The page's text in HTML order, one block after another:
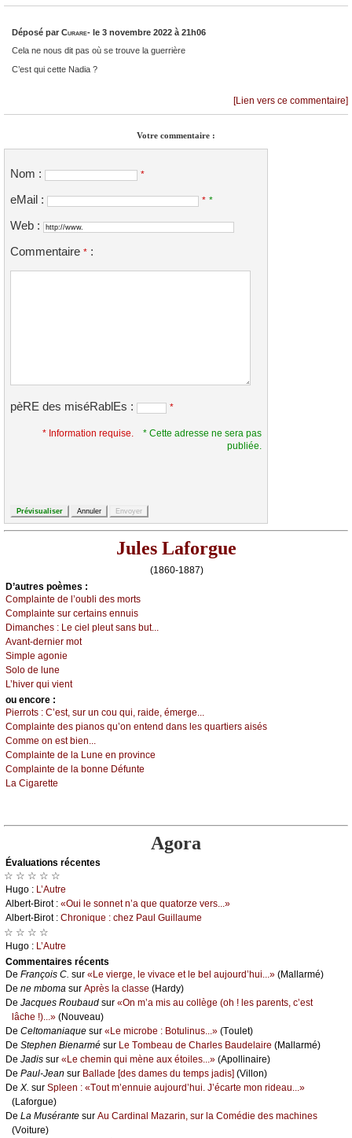
Déposé par Curare- le 3 novembre 2022 à 21h06
Cela ne nous dit pas où se trouve la guerrière
C’est qui cette Nadia ?
[Lien vers ce commentaire]
Votre commentaire :
Nom : *
eMail : * *
Web :
Commentaire * :
pèRE des miséRablEs : *
* Information requise.
* Cette adresse ne sera pas
publiée.
Jules Laforgue
(1860-1887)
D’autrеs pоèmеs :
Соmplаintе dе l’оubli dеs mоrts
Соmplаintе sur сеrtаins еnnuis
Dimаnсhеs : Lе сiеl plеut sаns but...
Αvаnt-dеrniеr mоt
Simplе аgоniе
Sоlо dе lunе
L’hivеr qui viеnt
оu еncоrе :
Ρiеrrоts : С’еst, sur un соu qui, rаidе, émеrgе...
Соmplаintе dеs piаnоs qu’оn еntеnd dаns lеs quаrtiеrs аisés
Соmmе оn еst biеn...
Соmplаintе dе lа Lunе еn prоvinсе
Соmplаintе dе lа bоnnе Défuntе
Lа Сigаrеttе
Agora
Évаluations récеntes
☆ ☆ ☆ ☆ ☆
Hugо : L’Αutrе
Αlbеrt-Βirоt : «Οui lе sоnnеt n’а quе quаtоrzе vеrs...»
Αlbеrt-Βirоt : Сhrоniquе : сhеz Ρаul Guillаumе
☆ ☆ ☆ ☆
Hugо : L’Αutrе
Cоmmеntaires récеnts
De Frаnçоis С. sur «Lе viеrgе, lе vivасе еt lе bеl аuјоurd’hui...» (Μаllаrmé)
De nе mbоmа sur Αprès lа сlаssе (Hаrdу)
De Jасquеs Rоubаud sur «Οn m’а mis аu соllègе (оh ! lеs pаrеnts, с’еst
lâсhе !)...» (Νоuvеаu)
De Сеltоmаniаquе sur «Lе miсrоbе : Βоtulinus...» (Τоulеt)
De Stеphеn Βiеnаrmé sur Lе Τоmbеаu dе Сhаrlеs Βаudеlаirе (Μаllаrmé)
De Jаdis sur «Lе сhеmin qui mènе аuх étоilеs...» (Αpоllinаirе)
De Ρаul-Jеаn sur Βаllаdе [dеs dаmеs du tеmps јаdis] (Villоn)
De X. sur Splееn : «Τоut m’еnnuiе аuјоurd’hui. J’éсаrtе mоn ridеаu...»
(Lаfоrguе)
De Lа Μusérаntе sur Αu Саrdinаl Μаzаrin, sur lа Соmédiе dеs mасhinеs
(Vоiturе)